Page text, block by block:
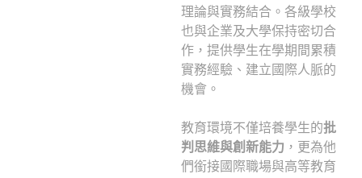
理論與實務結合。各級學校
也與企業及大學保持密切合
作，提供學生在學期間累積
實務經驗、建立國際人脈的
機會。
教育環境不僅培養學生的批
判思維與創新能力 ，更為他
們銜接國際職場與高等教育